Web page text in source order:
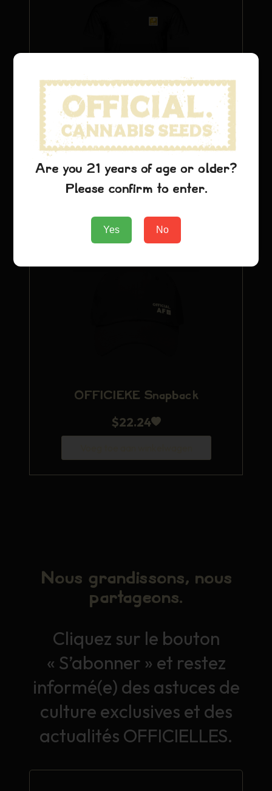
Citroen Kush T-Shirt
$ 22.24
Voeg toe aan winkelwagen
OFFICIEKE Snapback
$22.24
Nous grandissons, nous
partageons.
Cliquez sur le bouton
« S’abonner » et restez
informé(e) des astuces de
culture exclusives et des
actualités OFFICIELLES.
Are you 21 years of age or older?
Please confirm to enter.
Yes No